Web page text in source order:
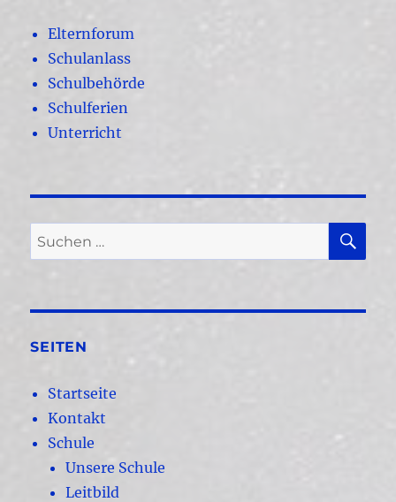
Elternforum
Schulanlass
Schulbehörde
Schulferien
Unterricht
Suchen
nach:
SEITEN
Startseite
Kontakt
Schule
Unsere Schule
Leitbild